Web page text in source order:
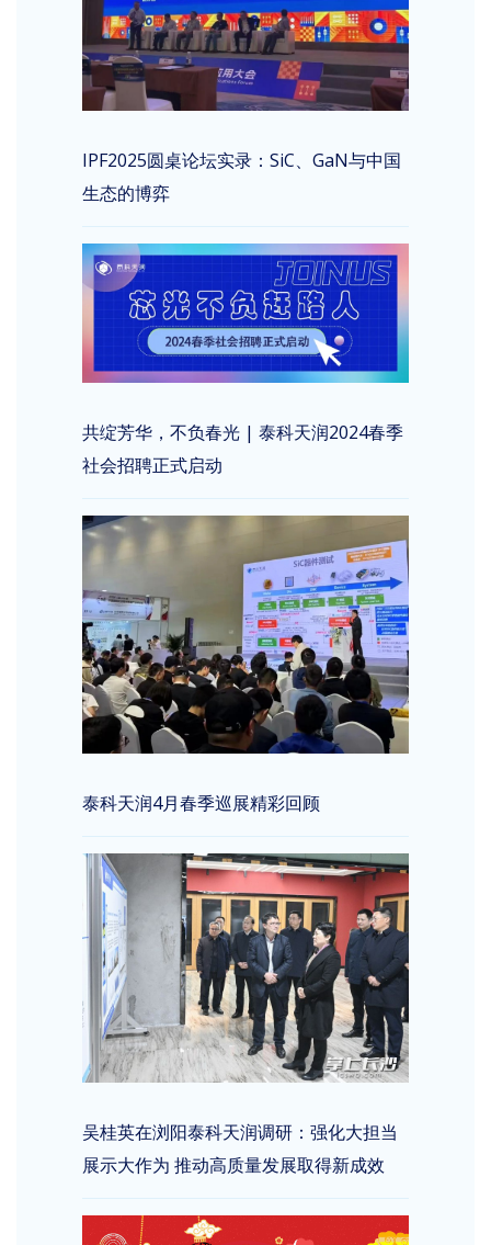
IPF2025圆桌论坛实录：SiC、GaN与中国
生态的博弈
共绽芳华，不负春光 | 泰科天润2024春季
社会招聘正式启动
泰科天润4月春季巡展精彩回顾
吴桂英在浏阳泰科天润调研：强化大担当
展示大作为 推动高质量发展取得新成效